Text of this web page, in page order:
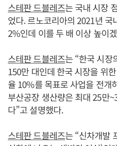
스테판 드블레즈는 국내 시장
었다. 르노코리아의 2021년 국
2%인데 이를 두 배 이상 높이
스테판 드블레즈는 “한국 시장
150만 대인데 한국 시장을 위
율 10%를 목표로 사업을 전개
부산공장 생산량은 최대 25만
다”고 설명했다.
스테판 드블레즈는 “신차개발